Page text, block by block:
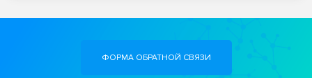
ФОРМА ОБРАТНОЙ СВЯЗИ